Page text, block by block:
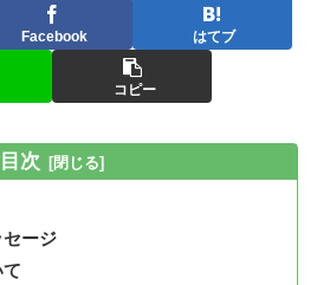
Facebook はてブ
コピー
目次
ージ